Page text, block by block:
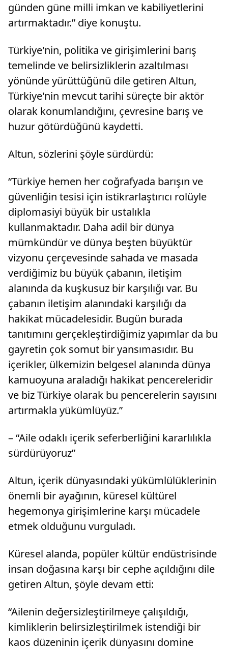
günden güne milli imkan ve kabiliyetlerini
artırmaktadır.” diye konuştu.
Türkiye'nin, politika ve girişimlerini barış
temelinde ve belirsizliklerin azaltılması
yönünde yürüttüğünü dile getiren Altun,
Türkiye'nin mevcut tarihi süreçte bir aktör
olarak konumlandığını, çevresine barış ve
huzur götürdüğünü kaydetti.
Altun, sözlerini şöyle sürdürdü:
“Türkiye hemen her coğrafyada barışın ve
güvenliğin tesisi için istikrarlaştırıcı rolüyle
diplomasiyi büyük bir ustalıkla
kullanmaktadır. Daha adil bir dünya
mümkündür ve dünya beşten büyüktür
vizyonu çerçevesinde sahada ve masada
verdiğimiz bu büyük çabanın, iletişim
alanında da kuşkusuz bir karşılığı var. Bu
çabanın iletişim alanındaki karşılığı da
hakikat mücadelesidir. Bugün burada
tanıtımını gerçekleştirdiğimiz yapımlar da bu
gayretin çok somut bir yansımasıdır. Bu
içerikler, ülkemizin belgesel alanında dünya
kamuoyuna araladığı hakikat pencereleridir
ve biz Türkiye olarak bu pencerelerin sayısını
artırmakla yükümlüyüz.”
– “Aile odaklı içerik seferberliğini kararlılıkla
sürdürüyoruz”
Altun, içerik dünyasındaki yükümlülüklerinin
önemli bir ayağının, küresel kültürel
hegemonya girişimlerine karşı mücadele
etmek olduğunu vurguladı.
Küresel alanda, popüler kültür endüstrisinde
insan doğasına karşı bir cephe açıldığını dile
getiren Altun, şöyle devam etti:
“Ailenin değersizleştirilmeye çalışıldığı,
kimliklerin belirsizleştirilmek istendiği bir
kaos düzeninin içerik dünyasını domine